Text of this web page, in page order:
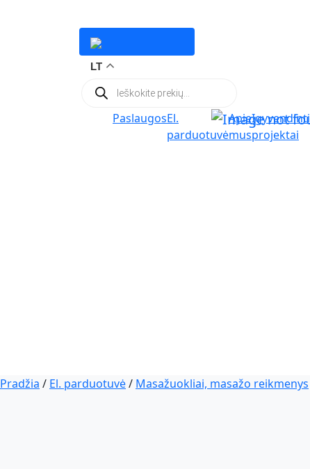
LT
Products
search
PaslaugosEl.
parduotuvė
Apie
mus
Įgyvendinti
projektai
Pradžia / El. parduotuvė/ Masažuokliai, masažo reikmenys